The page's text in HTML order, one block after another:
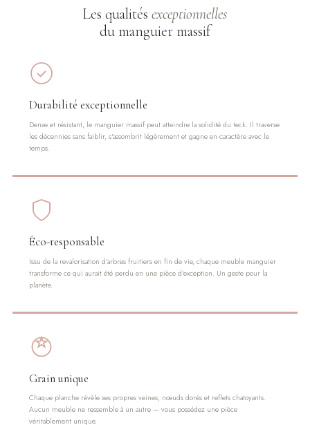
Les qualités exceptionnelles
du manguier massif
Durabilité exceptionnelle
Dense et résistant, le manguier massif peut atteindre la solidité du teck. Il traverse
les décennies sans faiblir, s'assombrit légèrement et gagne en caractère avec le
temps.
Éco-responsable
Issu de la revalorisation d'arbres fruitiers en fin de vie, chaque meuble manguier
transforme ce qui aurait été perdu en une pièce d'exception. Un geste pour la
planète.
Grain unique
Chaque planche révèle ses propres veines, nœuds dorés et reflets chatoyants.
Aucun meuble ne ressemble à un autre — vous possédez une pièce
véritablement unique.